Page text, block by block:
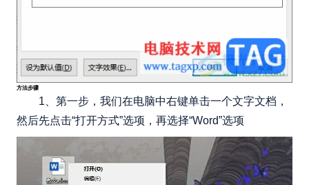
方法步骤
1、第一步，我们在电脑中右键单击一个文字文档，
然后先点击“打开方式”选项，再选择“Word”选项